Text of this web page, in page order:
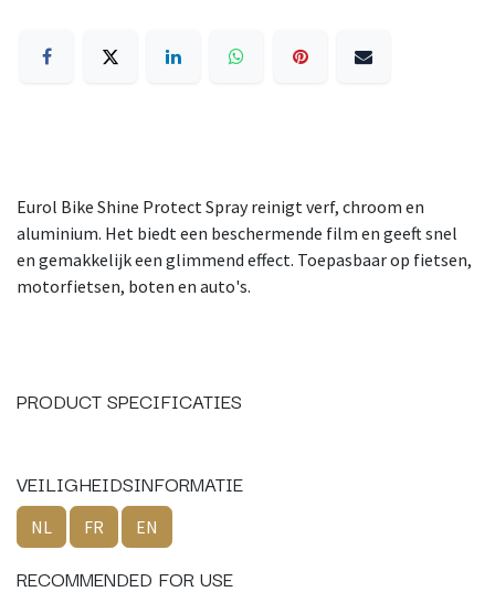
Eurol Bike Shine Protect Spray reinigt verf, chroom en
aluminium. Het biedt een beschermende film en geeft snel
en gemakkelijk een glimmend effect. Toepasbaar op fietsen,
motorfietsen, boten en auto's.
PRODUCT SPECIFICATIES
VEILIGHEIDSINFORMATIE
NL FR EN
RECOMMENDED FOR USE